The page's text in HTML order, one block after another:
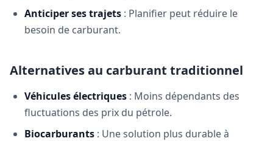
Anticiper ses trajets : Planifier peut réduire le
besoin de carburant.
Alternatives au carburant traditionnel
Véhicules électriques : Moins dépendants des
fluctuations des prix du pétrole.
Biocarburants : Une solution plus durable à